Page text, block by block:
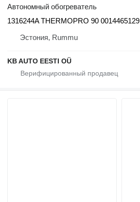
Автономный обогреватель
1316244A THERMOPRO 90 0014465129
Эстония, Rummu
KB AUTO EESTI OÜ